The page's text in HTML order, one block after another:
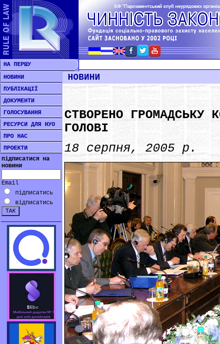
НА ПЕРШУ
НОВИНИ
ПУБЛІКАЦІЇ
ДОКУМЕНТИ
ГОЛОСУВАННЯ
РЕСУРСИ ДЛЯ НУО
ПРО НАС
ПРОЕКТИ
підписатися на
новини
Email
підписатись
відписатись
НОВИНИ
СТВОРЕНО ГРОМАДСЬКУ
ГОЛОВІ
18 серпня, 2005 р.